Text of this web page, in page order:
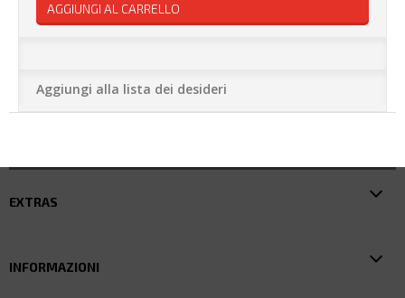
AGGIUNGI AL CARRELLO
Aggiungi alla lista dei desideri
EXTRAS
INFORMAZIONI